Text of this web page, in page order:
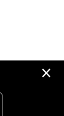
×